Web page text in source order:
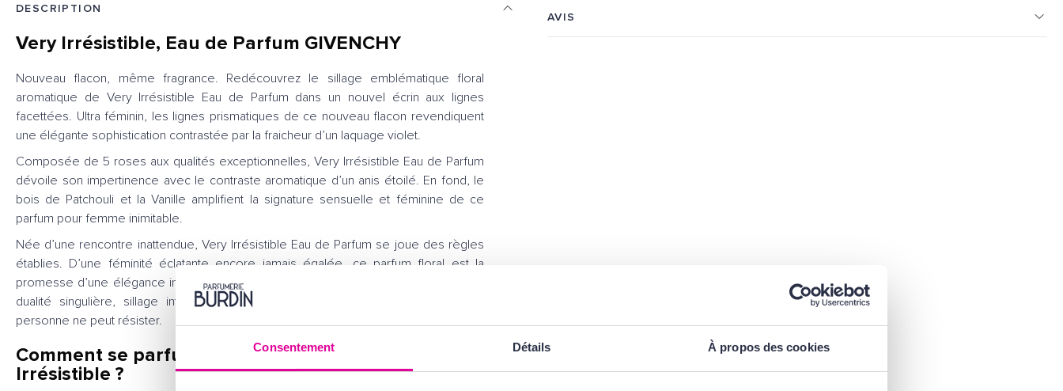
Consentement Détails À propos des cookies
AVIS
DESCRIPTION
Very Irrésistible, Eau de Parfum GIVENCHY
Nouveau flacon, même fragrance. Redécouvrez le sillage emblématique floral
aromatique de Very Irrésistible Eau de Parfum dans un nouvel écrin aux lignes
facettées. Ultra féminin, les lignes prismatiques de ce nouveau flacon revendiquent
une élégante sophistication contrastée par la fraicheur d’un laquage violet.
Composée de 5 roses aux qualités exceptionnelles, Very Irrésistible Eau de Parfum
dévoile son impertinence avec le contraste aromatique d’un anis étoilé. En fond, le
bois de Patchouli et la Vanille amplifient la signature sensuelle et féminine de ce
parfum pour femme inimitable.
Née d’une rencontre inattendue, Very Irrésistible Eau de Parfum se joue des règles
établies. D’une féminité éclatante encore jamais égalée, ce parfum floral est la
promesse d’une élégance intemporelle assurée avec une touche de fantaisie. Une
dualité singulière, sillage intense d’une muse radieuse et espiègle, à laquelle
personne ne peut résister.
Comment se parfumer avec l'Eau de Parfum Very
Irrésistible ?